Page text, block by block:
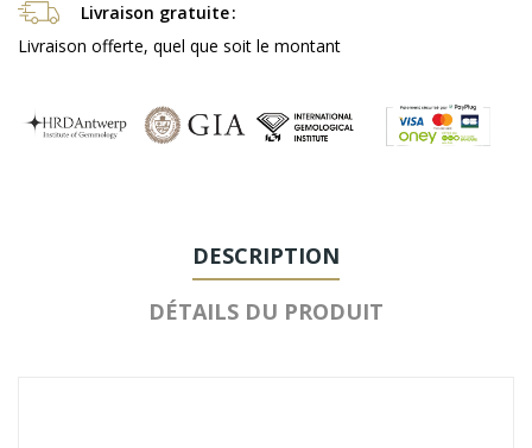
Livraison gratuite
Livraison offerte, quel que soit le montant
DESCRIPTION
DÉTAILS DU PRODUIT